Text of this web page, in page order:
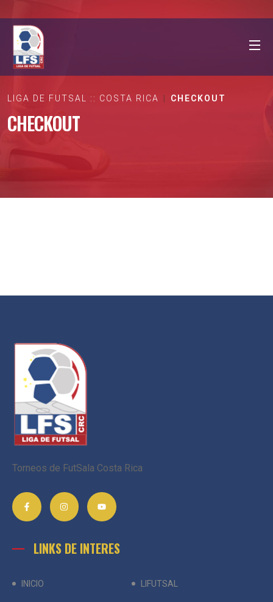
LIGA DE FUTSAL :: COSTA RICA CHECKOUT
CHECKOUT
Torneos de FutSala Costa Rica
LINKS DE INTERES
INICIO LIFUTSAL